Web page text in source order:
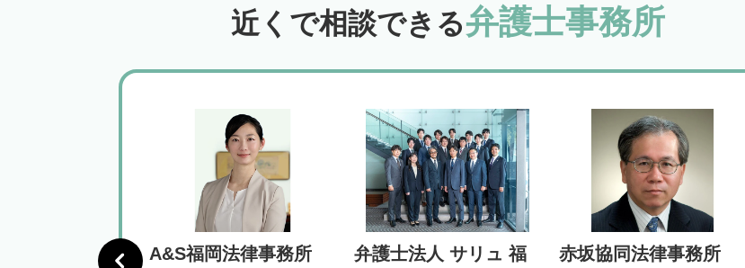
近くで相談できる弁護士事務所
合法律事務所
A&S福岡法律事務所
弁護士法人 サリュ 福
赤坂協同法律事務所